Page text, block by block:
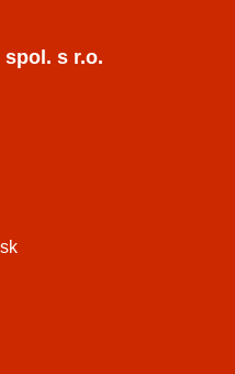
s r.o.